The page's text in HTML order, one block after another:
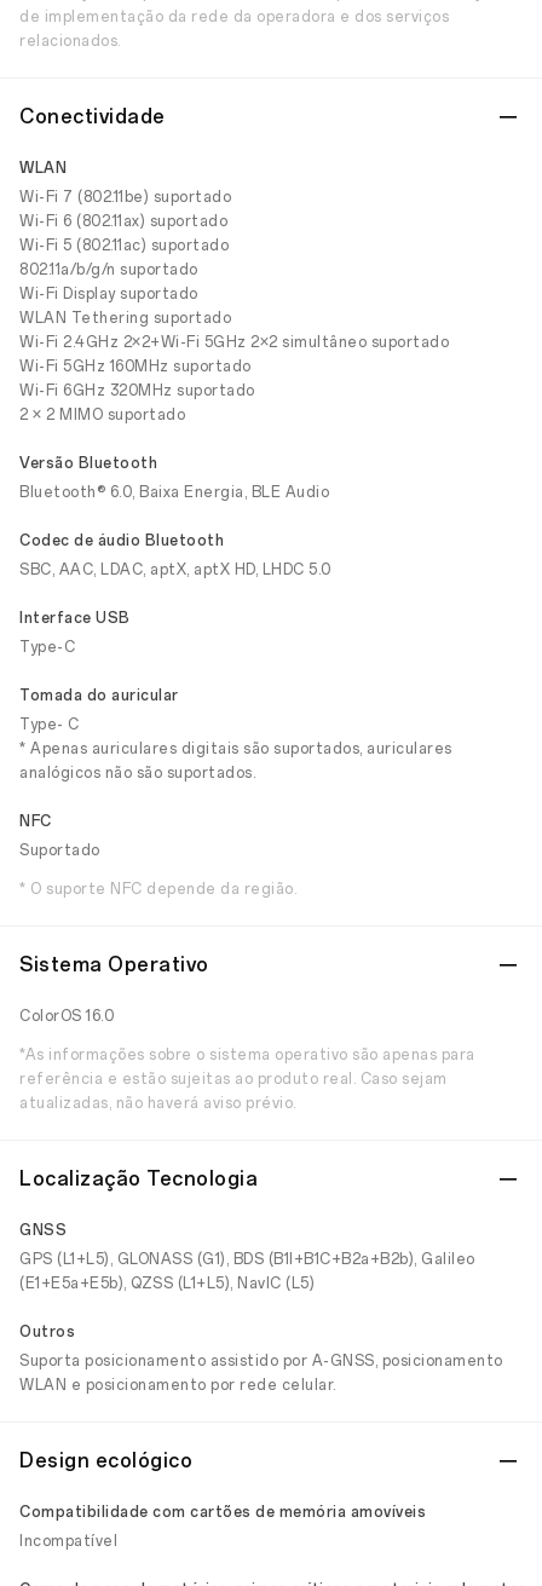
de implementação da rede da operadora e dos serviços
relacionados.
Conectividade
WLAN
Wi-Fi 7 (802.11be) suportado
Wi-Fi 6 (802.11ax) suportado
Wi-Fi 5 (802.11ac) suportado
802.11a/b/g/n suportado
Wi-Fi Display suportado
WLAN Tethering suportado
Wi-Fi 2.4GHz 2×2+Wi-Fi 5GHz 2×2 simultâneo suportado
Wi-Fi 5GHz 160MHz suportado
Wi-Fi 6GHz 320MHz suportado
2 × 2 MIMO suportado
Versão Bluetooth
Bluetooth® 6.0, Baixa Energia, BLE Audio
Codec de áudio Bluetooth
SBC, AAC, LDAC, aptX, aptX HD, LHDC 5.0
Interface USB
Type-C
Tomada do auricular
Type- C
* Apenas auriculares digitais são suportados, auriculares
analógicos não são suportados.
NFC
Suportado
* O suporte NFC depende da região.
Sistema Operativo
ColorOS 16.0
*As informações sobre o sistema operativo são apenas para
referência e estão sujeitas ao produto real. Caso sejam
atualizadas, não haverá aviso prévio.
Localização Tecnologia
GNSS
GPS (L1+L5), GLONASS (G1), BDS (B1I+B1C+B2a+B2b), Galileo
(E1+E5a+E5b), QZSS (L1+L5), NavIC (L5)
Outros
Suporta posicionamento assistido por A-GNSS, posicionamento
WLAN e posicionamento por rede celular.
Design ecológico
Compatibilidade com cartões de memória amovíveis
Incompatível